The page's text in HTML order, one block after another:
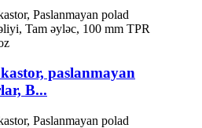
paslanmayan
B...